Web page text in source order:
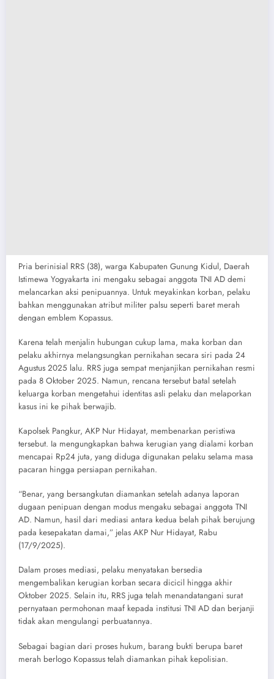
Pria berinisial RRS (38), warga Kabupaten Gunung Kidul, Daerah
Istimewa Yogyakarta ini mengaku sebagai anggota TNI AD demi
melancarkan aksi penipuannya. Untuk meyakinkan korban, pelaku
bahkan menggunakan atribut militer palsu seperti baret merah
dengan emblem Kopassus.
Karena telah menjalin hubungan cukup lama, maka korban dan
pelaku akhirnya melangsungkan pernikahan secara siri pada 24
Agustus 2025 lalu. RRS juga sempat menjanjikan pernikahan resmi
pada 8 Oktober 2025. Namun, rencana tersebut batal setelah
keluarga korban mengetahui identitas asli pelaku dan melaporkan
kasus ini ke pihak berwajib.
Kapolsek Pangkur, AKP Nur Hidayat, membenarkan peristiwa
tersebut. Ia mengungkapkan bahwa kerugian yang dialami korban
mencapai Rp24 juta, yang diduga digunakan pelaku selama masa
pacaran hingga persiapan pernikahan.
“Benar, yang bersangkutan diamankan setelah adanya laporan
dugaan penipuan dengan modus mengaku sebagai anggota TNI
AD. Namun, hasil dari mediasi antara kedua belah pihak berujung
pada kesepakatan damai,” jelas AKP Nur Hidayat, Rabu
(17/9/2025).
Dalam proses mediasi, pelaku menyatakan bersedia
mengembalikan kerugian korban secara dicicil hingga akhir
Oktober 2025. Selain itu, RRS juga telah menandatangani surat
pernyataan permohonan maaf kepada institusi TNI AD dan berjanji
tidak akan mengulangi perbuatannya.
Sebagai bagian dari proses hukum, barang bukti berupa baret
merah berlogo Kopassus telah diamankan pihak kepolisian.